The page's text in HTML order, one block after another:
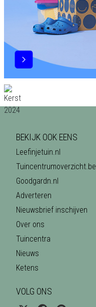
BEKIJK OOK EENS
Leefinjetuin.nl
Tuincentrumoverzicht.be
Goodgardn.nl
Adverteren
Nieuwsbrief inschijven
Over ons
Tuincentra
Nieuws
Ketens
VOLG ONS